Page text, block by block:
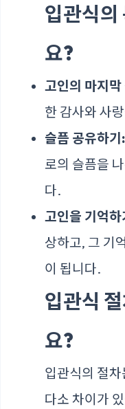
입관식의
요?
고인의 마지
한 감사와 사
슬픔 공유하기:
로의 슬픔을
다.
고인을 기억하
상하고, 그 기
이 됩니다.
입관식
요?
입관식의 절
다소 차이가